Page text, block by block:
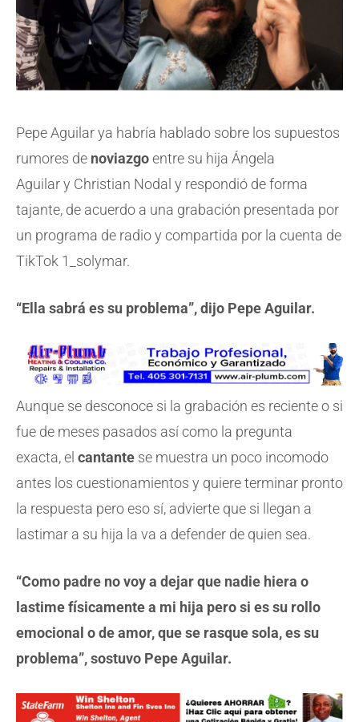
Pepe Aguilar ya habría hablado sobre los supuestos
rumores de noviazgoentre su hija Ángela
Aguilar y Christian Nodal y respondió de forma
tajante, de acuerdo a una grabación presentada por
un programa de radio y compartida por la cuenta de
TikTok 1_solymar.
“Ella sabrá es su problema”, dijo Pepe Aguilar.
Aunque se desconoce si la grabación es reciente o si
fue de meses pasados así como la pregunta
exacta, el cantante se muestra un poco incomodo
antes los cuestionamientos y quiere terminar pronto
la respuesta pero eso sí, advierte que si llegan a
lastimar a su hija la va a defender de quien sea.
“Como padre no voy a dejar que nadie hiera o
lastime físicamente a mi hija pero si es su rollo
emocional o de amor, que se rasque sola, es su
problema”, sostuvo Pepe Aguilar.